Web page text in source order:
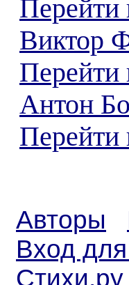
Перейти
Виктор
Перейти
Антон
Перейти
Авторы
Вход
Стихи.ру